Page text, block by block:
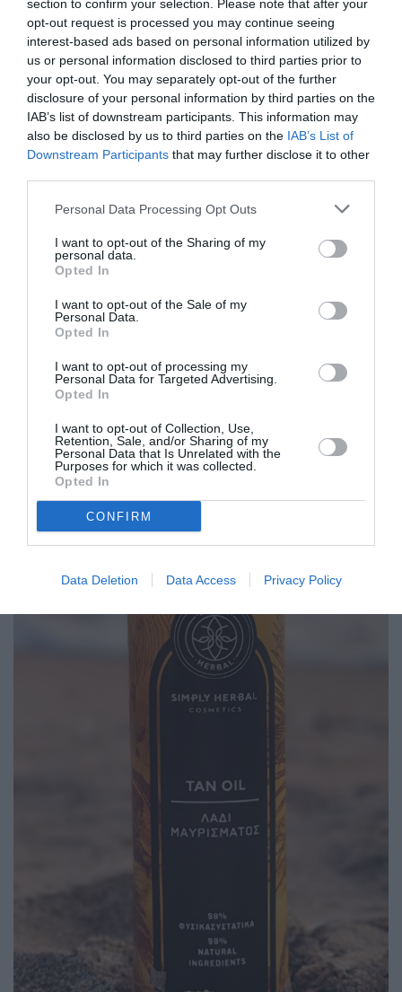
section to confirm your selection. Please note that after your
opt-out request is processed you may continue seeing
interest-based ads based on personal information utilized by
us or personal information disclosed to third parties prior to
your opt-out. You may separately opt-out of the further
disclosure of your personal information by third parties on the
IAB’s list of downstream participants. This information may
also be disclosed by us to third parties on the IAB’s List of
Downstream Participants that may further disclose it to other
Personal Data Processing Opt Outs
I want to opt-out of the Sharing of my
personal data.
Opted In
I want to opt-out of the Sale of my
Personal Data.
Opted In
I want to opt-out of processing my
Personal Data for Targeted Advertising.
Opted In
I want to opt-out of Collection, Use,
Retention, Sale, and/or Sharing of my
Personal Data that Is Unrelated with the
Purposes for which it was collected.
Opted In
CONFIRM
Data Deletion Data Access Privacy Policy
αντιοξειδωτική προστασία, απολαμβάνοντας
ξηρή υφή και ματ αίσθηση.
Extratip: Χρησιμοποίησε μία μικρή ποσότητα
στο τελείωμα του μακιγιάζ σου. Αυτό θα
βοηθήσει το μακιγιάζ να έχει μεγαλύτερη
κάνουν να νιώθεις μεγαλύτερη αυτοπεποίθηση
στη στιγμή.